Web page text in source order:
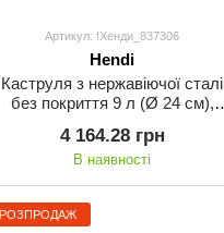
Артикул: !Хенди_837306
Hendi
Каструля з нержавіючої сталі
без покриття 9 л (Ø 24 см),
4 164.28 грн
В наявності
РОЗПРОДАЖ